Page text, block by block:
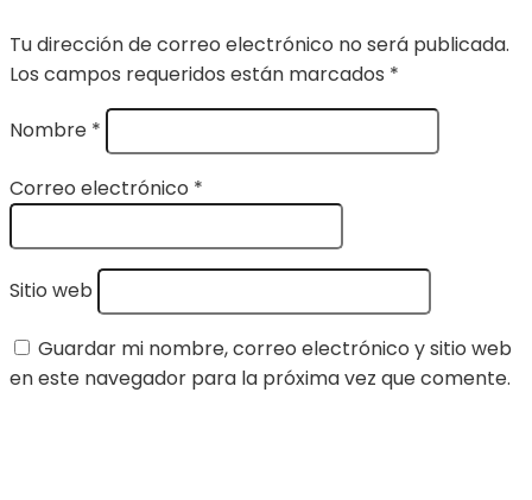
Tu dirección de correo electrónico no será publicada.
Los campos requeridos están marcados *
Nombre *
Correo electrónico *
Sitio web
Guardar mi nombre, correo electrónico y sitio web
en este navegador para la próxima vez que comente.